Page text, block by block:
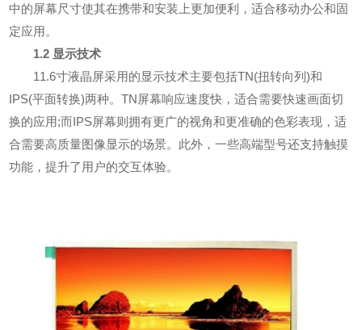
中的屏幕尺寸使其在携带和安装上更加便利，适合移动办公和固
定应用。
1.2 显示技术
11.6寸液晶屏采用的显示技术主要包括TN(扭转向列)和
IPS(平面转换)两种。TN屏幕响应速度快，适合需要快速画面切
换的应用;而IPS屏幕则拥有更广的视角和更准确的色彩表现，适
合需要高质量图像显示的场景。此外，一些高端型号还支持触摸
功能，提升了用户的交互体验。